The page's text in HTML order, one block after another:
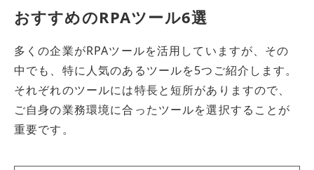
おすすめのRPAツール6選
多くの企業がRPAツールを活用していますが、その
中でも、特に人気のあるツールを5つご紹介します。
それぞれのツールには特長と短所がありますので、
ご自身の業務環境に合ったツールを選択することが
重要です。